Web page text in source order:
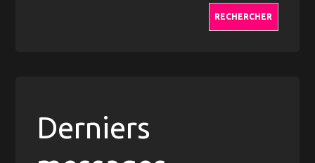
RECHERCHER
Derniers